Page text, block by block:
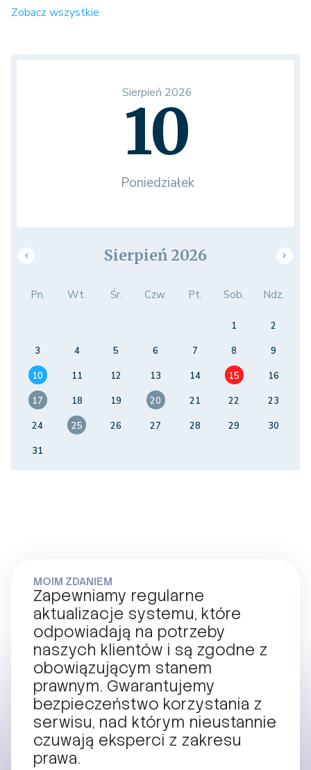
Zobacz wszystkie
Sierpień 2026
10
Poniedziałek
Sierpień 2026
Pn. Wt. Śr. Czw. Pt. Sob. Ndz.
1
2
3
4 5 6 7 8
9
10
11 12 13 14 15
16
17
18 19 20 21 22
23
24
25 26 27 28 29
30
31
MOIM ZDANIEM
Zapewniamy regularne
aktualizacje systemu, które
odpowiadają na potrzeby
naszych klientów i są zgodne z
obowiązującym stanem
prawnym. Gwarantujemy
bezpieczeństwo korzystania z
serwisu, nad którym nieustannie
czuwają eksperci z zakresu
prawa.